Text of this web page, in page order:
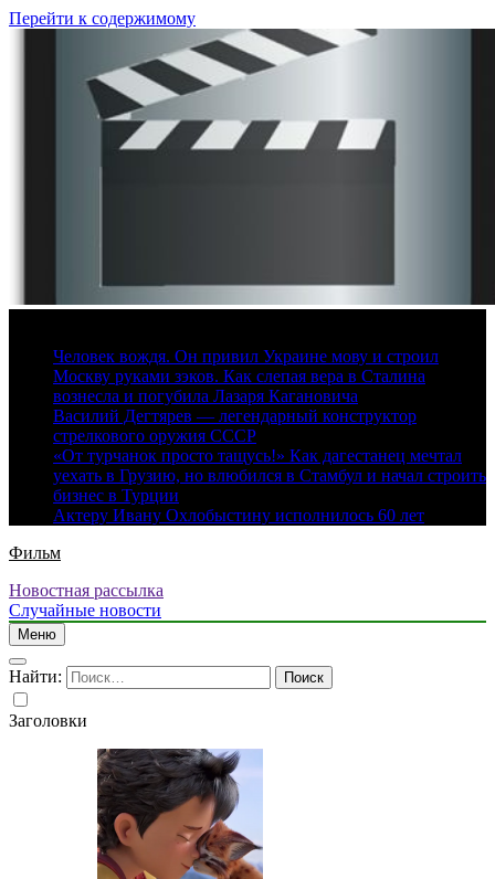
Перейти к содержимому
Человек вождя. Он привил Украине мову и строил
Москву руками зэков. Как слепая вера в Сталина
вознесла и погубила Лазаря Кагановича
Василий Дегтярев — легендарный конструктор
стрелкового оружия СССР
«От турчанок просто тащусь!» Как дагестанец мечтал
уехать в Грузию, но влюбился в Стамбул и начал строить
бизнес в Турции
Актеру Ивану Охлобыстину исполнилось 60 лет
Фильм
Новостная рассылка
Случайные новости
Меню
Найти:
Заголовки